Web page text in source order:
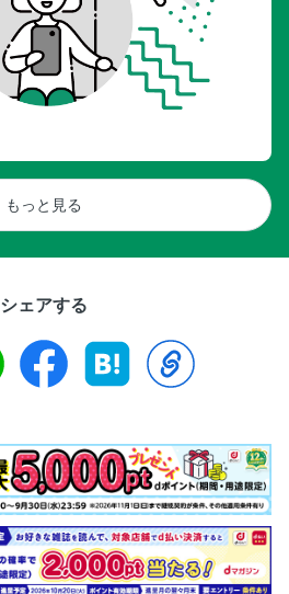
もっと見る
シェアする